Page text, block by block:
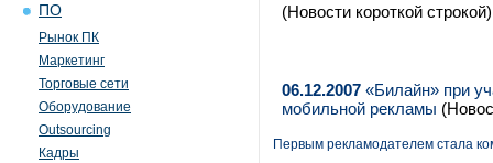
ПО
Рынок ПК
Маркетинг
Торговые сети
Оборудование
Outsourcing
Кадры
(Новости короткой строкой)
06.12.2007 «Билайн» при
мобильной рекламы
Первым рекламодателем стала